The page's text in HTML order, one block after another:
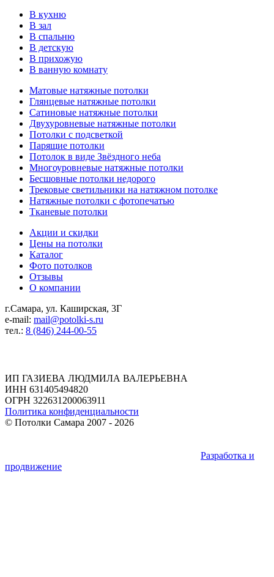
В кухню
В зал
В спальню
В детскую
В прихожую
В ванную комнату
Матовые натяжные потолки
Глянцевые натяжные потолки
Сатиновые натяжные потолки
Двухуровневые натяжные потолки
Потолки с подсветкой
Парящие потолки
Потолок в виде Звёздного неба
Многоуровневые натяжные потолки
Бесшовные потолки недорого
Трековые светильники на натяжном потолке
Натяжные потолки с фотопечатью
Тканевые потолки
Акции и скидки
Цены на потолки
Каталог
Фото потолков
Отзывы
О компании
г.Самара, ул. Каширская, 3Г
e-mail: mail@potolki-s.ru
тел.: 8 (846) 244-00-55
ИП ГАЗИЕВА ЛЮДМИЛА ВАЛЕРЬЕВНА
ИНН 631405494820
ОГРН 322631200063911
Политика конфиденциальности
© Потолки Самара 2007 - 2026
Разработка и
продвижение